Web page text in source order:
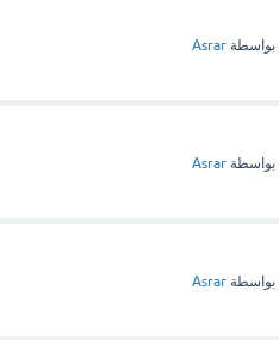
بواسطة Asrar
بواسطة Asrar
بواسطة Asrar